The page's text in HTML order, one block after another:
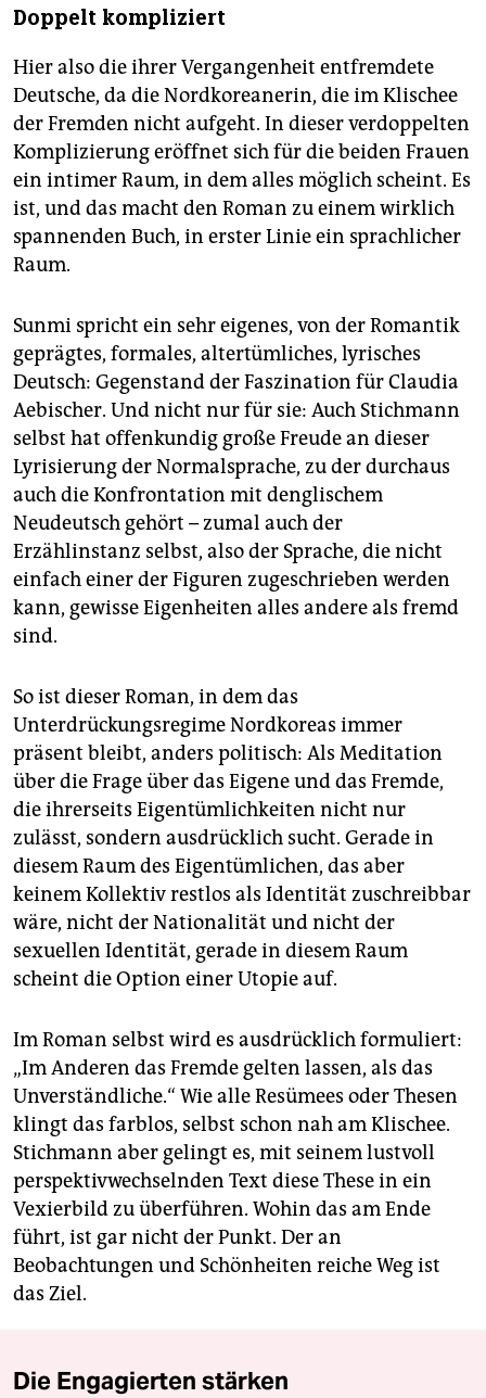
Doppelt kompliziert
Hier also die ihrer Vergangenheit entfremdete
Deutsche, da die Nordkoreanerin, die im Klischee
der Fremden nicht aufgeht. In dieser verdoppelten
Komplizierung eröffnet sich für die beiden Frauen
ein intimer Raum, in dem alles möglich scheint. Es
ist, und das macht den Roman zu einem wirklich
spannenden Buch, in erster Linie ein sprachlicher
Raum.
Sunmi spricht ein sehr eigenes, von der Romantik
geprägtes, formales, altertümliches, lyrisches
Deutsch: Gegenstand der Faszination für Claudia
Aebischer. Und nicht nur für sie: Auch Stichmann
selbst hat offenkundig große Freude an dieser
Lyrisierung der Normalsprache, zu der durchaus
auch die Konfrontation mit denglischem
Neudeutsch gehört – zumal auch der
Erzählinstanz selbst, also der Sprache, die nicht
einfach einer der Figuren zugeschrieben werden
kann, gewisse Eigenheiten alles andere als fremd
sind.
So ist dieser Roman, in dem das
Unterdrückungsregime Nordkoreas immer
präsent bleibt, anders politisch: Als Meditation
über die Frage über das Eigene und das Fremde,
die ihrerseits Eigentümlichkeiten nicht nur
zulässt, sondern ausdrücklich sucht. Gerade in
diesem Raum des Eigentümlichen, das aber
keinem Kollektiv restlos als Identität zuschreibbar
wäre, nicht der Nationalität und nicht der
sexuellen Identität, gerade in diesem Raum
scheint die Option einer Utopie auf.
Im Roman selbst wird es ausdrücklich formuliert:
„Im Anderen das Fremde gelten lassen, als das
Unverständliche.“ Wie alle Resümees oder Thesen
klingt das farblos, selbst schon nah am Klischee.
Stichmann aber gelingt es, mit seinem lustvoll
perspektivwechselnden Text diese These in ein
Vexierbild zu überführen. Wohin das am Ende
führt, ist gar nicht der Punkt. Der an
Beobachtungen und Schönheiten reiche Weg ist
das Ziel.
Die Engagierten stärken